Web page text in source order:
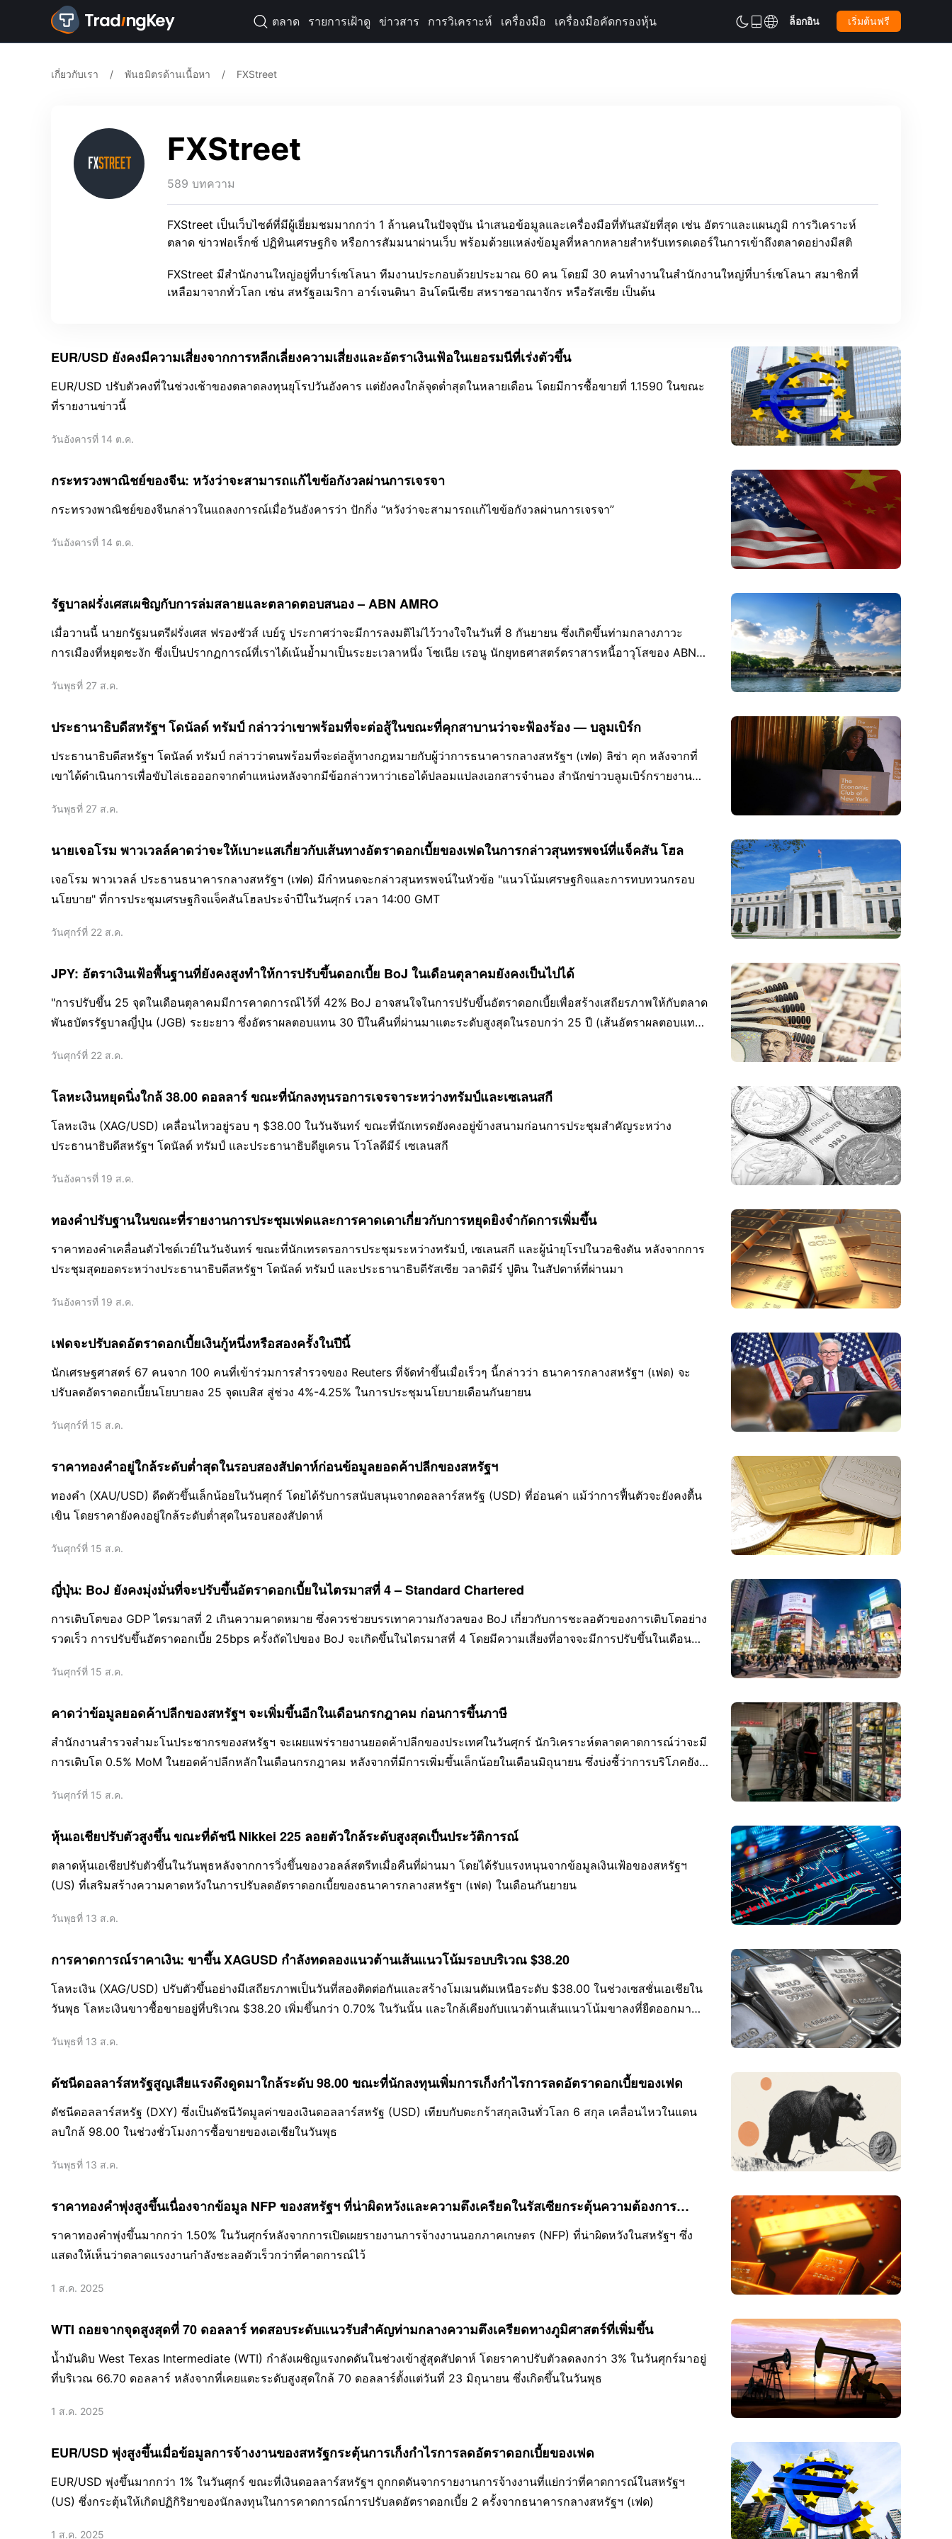
 ตลาด รายการเฝ้าดู ข่าวสาร การวิเคราะห์ เครื่องมือ เครื่องมือคัดกรองหุ้น  ล็อกอิน เริ่มต้นฟรี
เกี่ยวกับเรา / พันธมิตรด้านเนื้อหา / FXStreet
FXStreet
589 บทความ
FXStreet เป็นเว็บไซต์ที่มีผู้เยี่ยมชมมากกว่า 1 ล้านคนในปัจจุบัน นำเสนอข้อมูลและเครื่องมือที่ทันสมัยที่สุด เช่น อัตราและแผนภูมิ การวิเคราะห์
ตลาด ข่าวฟอเร็กซ์ ปฏิทินเศรษฐกิจ หรือการสัมมนาผ่านเว็บ พร้อมด้วยแหล่งข้อมูลที่หลากหลายสำหรับเทรดเดอร์ในการเข้าถึงตลาดอย่างมีสติ
FXStreet มีสำนักงานใหญ่อยู่ที่บาร์เซโลนา ทีมงานประกอบด้วยประมาณ 60 คน โดยมี 30 คนทำงานในสำนักงานใหญ่ที่บาร์เซโลนา สมาชิกที่
เหลือมาจากทั่วโลก เช่น สหรัฐอเมริกา อาร์เจนตินา อินโดนีเซีย สหราชอาณาจักร หรือรัสเซีย เป็นต้น
EUR/USD ยังคงมีความเสี่ยงจากการหลีกเลี่ยงความเสี่ยงและอัตราเงินเฟ้อในเยอรมนีที่เร่งตัวขึ้น
EUR/USD ปรับตัวคงที่ในช่วงเช้าของตลาดลงทุนยุโรปวันอังคาร แต่ยังคงใกล้จุดต่ำสุดในหลายเดือน โดยมีการซื้อขายที่ 1.1590 ในขณะ
ที่รายงานข่าวนี้
วันอังคารที่ 14 ต.ค.
กระทรวงพาณิชย์ของจีน: หวังว่าจะสามารถแก้ไขข้อกังวลผ่านการเจรจา
กระทรวงพาณิชย์ของจีนกล่าวในแถลงการณ์เมื่อวันอังคารว่า ปักกิ่ง “หวังว่าจะสามารถแก้ไขข้อกังวลผ่านการเจรจา”
วันอังคารที่ 14 ต.ค.
รัฐบาลฝรั่งเศสเผชิญกับการล่มสลายและตลาดตอบสนอง – ABN AMRO
เมื่อวานนี้ นายกรัฐมนตรีฝรั่งเศส ฟรองซัวส์ เบย์รู ประกาศว่าจะมีการลงมติไม่ไว้วางใจในวันที่ 8 กันยายน ซึ่งเกิดขึ้นท่ามกลางภาวะ
การเมืองที่หยุดชะงัก ซึ่งเป็นปรากฏการณ์ที่เราได้เน้นย้ำมาเป็นระยะเวลาหนึ่ง โซเนีย เรอนู นักยุทธศาสตร์ตราสารหนี้อาวุโสของ ABN
วันพุธที่ 27 ส.ค.
ประธานาธิบดีสหรัฐฯ โดนัลด์ ทรัมป์ กล่าวว่าเขาพร้อมที่จะต่อสู้ในขณะที่คุกสาบานว่าจะฟ้องร้อง — บลูมเบิร์ก
ประธานาธิบดีสหรัฐฯ โดนัลด์ ทรัมป์ กล่าวว่าตนพร้อมที่จะต่อสู้ทางกฎหมายกับผู้ว่าการธนาคารกลางสหรัฐฯ (เฟด) ลิซ่า คุก หลังจากที่
เขาได้ดำเนินการเพื่อขับไล่เธอออกจากตำแหน่งหลังจากมีข้อกล่าวหาว่าเธอได้ปลอมแปลงเอกสารจำนอง สำนักข่าวบลูมเบิร์กรายงาน
วันพุธที่ 27 ส.ค.
นายเจอโรม พาวเวลล์คาดว่าจะให้เบาะแสเกี่ยวกับเส้นทางอัตราดอกเบี้ยของเฟดในการกล่าวสุนทรพจน์ที่แจ็คสัน โฮล
เจอโรม พาวเวลล์ ประธานธนาคารกลางสหรัฐฯ (เฟด) มีกำหนดจะกล่าวสุนทรพจน์ในหัวข้อ "แนวโน้มเศรษฐกิจและการทบทวนกรอบ
นโยบาย" ที่การประชุมเศรษฐกิจแจ็คสันโฮลประจำปีในวันศุกร์ เวลา 14:00 GMT
วันศุกร์ที่ 22 ส.ค.
JPY: อัตราเงินเฟ้อพื้นฐานที่ยังคงสูงทำให้การปรับขึ้นดอกเบี้ย BoJ ในเดือนตุลาคมยังคงเป็นไปได้
"การปรับขึ้น 25 จุดในเดือนตุลาคมมีการคาดการณ์ไว้ที่ 42% BoJ อาจสนใจในการปรับขึ้นอัตราดอกเบี้ยเพื่อสร้างเสถียรภาพให้กับตลาด
พันธบัตรรัฐบาลญี่ปุ่น (JGB) ระยะยาว ซึ่งอัตราผลตอบแทน 30 ปีในคืนที่ผ่านมาแตะระดับสูงสุดในรอบกว่า 25 ปี (เส้นอัตราผลตอบแทน
วันศุกร์ที่ 22 ส.ค.
โลหะเงินหยุดนิ่งใกล้ 38.00 ดอลลาร์ ขณะที่นักลงทุนรอการเจรจาระหว่างทรัมป์และเซเลนสกี
โลหะเงิน (XAG/USD) เคลื่อนไหวอยู่รอบ ๆ $38.00 ในวันจันทร์ ขณะที่นักเทรดยังคงอยู่ข้างสนามก่อนการประชุมสำคัญระหว่าง
ประธานาธิบดีสหรัฐฯ โดนัลด์ ทรัมป์ และประธานาธิบดียูเครน โวโลดีมีร์ เซเลนสกี
วันอังคารที่ 19 ส.ค.
ทองคำปรับฐานในขณะที่รายงานการประชุมเฟดและการคาดเดาเกี่ยวกับการหยุดยิงจำกัดการเพิ่มขึ้น
ราคาทองคำเคลื่อนตัวไซด์เวย์ในวันจันทร์ ขณะที่นักเทรดรอการประชุมระหว่างทรัมป์, เซเลนสกี และผู้นำยุโรปในวอชิงตัน หลังจากการ
ประชุมสุดยอดระหว่างประธานาธิบดีสหรัฐฯ โดนัลด์ ทรัมป์ และประธานาธิบดีรัสเซีย วลาดิมีร์ ปูติน ในสัปดาห์ที่ผ่านมา
วันอังคารที่ 19 ส.ค.
เฟดจะปรับลดอัตราดอกเบี้ยเงินกู้หนึ่งหรือสองครั้งในปีนี้
นักเศรษฐศาสตร์ 67 คนจาก 100 คนที่เข้าร่วมการสำรวจของ Reuters ที่จัดทำขึ้นเมื่อเร็วๆ นี้กล่าวว่า ธนาคารกลางสหรัฐฯ (เฟด) จะ
ปรับลดอัตราดอกเบี้ยนโยบายลง 25 จุดเบสิส สู่ช่วง 4%-4.25% ในการประชุมนโยบายเดือนกันยายน
วันศุกร์ที่ 15 ส.ค.
ราคาทองคำอยู่ใกล้ระดับต่ำสุดในรอบสองสัปดาห์ก่อนข้อมูลยอดค้าปลีกของสหรัฐฯ
ทองคํา (XAU/USD) ดีดตัวขึ้นเล็กน้อยในวันศุกร์ โดยได้รับการสนับสนุนจากดอลลาร์สหรัฐ (USD) ที่อ่อนค่า แม้ว่าการฟื้นตัวจะยังคงตื้น
เขิน โดยราคายังคงอยู่ใกล้ระดับต่ำสุดในรอบสองสัปดาห์
วันศุกร์ที่ 15 ส.ค.
ญี่ปุ่น: BoJ ยังคงมุ่งมั่นที่จะปรับขึ้นอัตราดอกเบี้ยในไตรมาสที่ 4 – Standard Chartered
การเติบโตของ GDP ไตรมาสที่ 2 เกินความคาดหมาย ซึ่งควรช่วยบรรเทาความกังวลของ BoJ เกี่ยวกับการชะลอตัวของการเติบโตอย่าง
รวดเร็ว การปรับขึ้นอัตราดอกเบี้ย 25bps ครั้งถัดไปของ BoJ จะเกิดขึ้นในไตรมาสที่ 4 โดยมีความเสี่ยงที่อาจจะมีการปรับขึ้นในเดือน
วันศุกร์ที่ 15 ส.ค.
คาดว่าข้อมูลยอดค้าปลีกของสหรัฐฯ จะเพิ่มขึ้นอีกในเดือนกรกฎาคม ก่อนการขึ้นภาษี
สํานักงานสำรวจสำมะโนประชากรของสหรัฐฯ จะเผยแพร่รายงานยอดค้าปลีกของประเทศในวันศุกร์ นักวิเคราะห์ตลาดคาดการณ์ว่าจะมี
การเติบโต 0.5% MoM ในยอดค้าปลีกหลักในเดือนกรกฎาคม หลังจากที่มีการเพิ่มขึ้นเล็กน้อยในเดือนมิถุนายน ซึ่งบ่งชี้ว่าการบริโภคยัง
วันศุกร์ที่ 15 ส.ค.
หุ้นเอเชียปรับตัวสูงขึ้น ขณะที่ดัชนี Nikkei 225 ลอยตัวใกล้ระดับสูงสุดเป็นประวัติการณ์
ตลาดหุ้นเอเชียปรับตัวขึ้นในวันพุธหลังจากการวิ่งขึ้นของวอลล์สตรีทเมื่อคืนที่ผ่านมา โดยได้รับแรงหนุนจากข้อมูลเงินเฟ้อของสหรัฐฯ
(US) ที่เสริมสร้างความคาดหวังในการปรับลดอัตราดอกเบี้ยของธนาคารกลางสหรัฐฯ (เฟด) ในเดือนกันยายน
วันพุธที่ 13 ส.ค.
การคาดการณ์ราคาเงิน: ขาขึ้น XAGUSD กำลังทดลองแนวต้านเส้นแนวโน้มรอบบริเวณ $38.20
โลหะเงิน (XAG/USD) ปรับตัวขึ้นอย่างมีเสถียรภาพเป็นวันที่สองติดต่อกันและสร้างโมเมนตัมเหนือระดับ $38.00 ในช่วงเซสชั่นเอเชียใน
วันพุธ โลหะเงินขาวซื้อขายอยู่ที่บริเวณ $38.20 เพิ่มขึ้นกว่า 0.70% ในวันนั้น และใกล้เคียงกับแนวต้านเส้นแนวโน้มขาลงที่ยืดออกมา
วันพุธที่ 13 ส.ค.
ดัชนีดอลลาร์สหรัฐสูญเสียแรงดึงดูดมาใกล้ระดับ 98.00 ขณะที่นักลงทุนเพิ่มการเก็งกำไรการลดอัตราดอกเบี้ยของเฟด
ดัชนีดอลลาร์สหรัฐ (DXY) ซึ่งเป็นดัชนีวัดมูลค่าของเงินดอลลาร์สหรัฐ (USD) เทียบกับตะกร้าสกุลเงินทั่วโลก 6 สกุล เคลื่อนไหวในแดน
ลบใกล้ 98.00 ในช่วงชั่วโมงการซื้อขายของเอเชียในวันพุธ
วันพุธที่ 13 ส.ค.
ราคาทองคำพุ่งสูงขึ้นเนื่องจากข้อมูล NFP ของสหรัฐฯ ที่น่าผิดหวังและความตึงเครียดในรัสเซียกระตุ้นความต้องการ
สินทรัพย์ปลอดภัย
ราคาทองคำพุ่งขึ้นมากกว่า 1.50% ในวันศุกร์หลังจากการเปิดเผยรายงานการจ้างงานนอกภาคเกษตร (NFP) ที่น่าผิดหวังในสหรัฐฯ ซึ่ง
แสดงให้เห็นว่าตลาดแรงงานกำลังชะลอตัวเร็วกว่าที่คาดการณ์ไว้
1 ส.ค. 2025
WTI ถอยจากจุดสูงสุดที่ 70 ดอลลาร์ ทดสอบระดับแนวรับสำคัญท่ามกลางความตึงเครียดทางภูมิศาสตร์ที่เพิ่มขึ้น
น้ำมันดิบ West Texas Intermediate (WTI) กำลังเผชิญแรงกดดันในช่วงเข้าสู่สุดสัปดาห์ โดยราคาปรับตัวลดลงกว่า 3% ในวันศุกร์มาอยู่
ที่บริเวณ 66.70 ดอลลาร์ หลังจากที่เคยแตะระดับสูงสุดใกล้ 70 ดอลลาร์ตั้งแต่วันที่ 23 มิถุนายน ซึ่งเกิดขึ้นในวันพุธ
1 ส.ค. 2025
EUR/USD พุ่งสูงขึ้นเมื่อข้อมูลการจ้างงานของสหรัฐกระตุ้นการเก็งกำไรการลดอัตราดอกเบี้ยของเฟด
EUR/USD พุ่งขึ้นมากกว่า 1% ในวันศุกร์ ขณะที่เงินดอลลาร์สหรัฐฯ ถูกกดดันจากรายงานการจ้างงานที่แย่กว่าที่คาดการณ์ในสหรัฐฯ
(US) ซึ่งกระตุ้นให้เกิดปฏิกิริยาของนักลงทุนในการคาดการณ์การปรับลดอัตราดอกเบี้ย 2 ครั้งจากธนาคารกลางสหรัฐฯ (เฟด)
1 ส.ค. 2025